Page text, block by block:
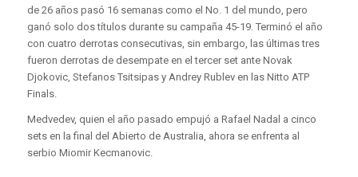
de 26 años pasó 16 semanas como el No. 1 del mundo, pero
ganó solo dos títulos durante su campaña 45-19. Terminó el año
con cuatro derrotas consecutivas, sin embargo, las últimas tres
fueron derrotas de desempate en el tercer set ante Novak
Djokovic, Stefanos Tsitsipas y Andrey Rublev en las Nitto ATP
Finals.
Medvedev, quien el año pasado empujó a Rafael Nadal a cinco
sets en la final del Abierto de Australia, ahora se enfrenta al
serbio Miomir Kecmanovic.